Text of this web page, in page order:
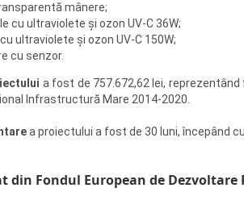
mânere;
cu ultraviolete și ozon UV-C 36W;
ultraviolete și ozon UV-C 150W;
cu senzor.
a fost de 757.672,62 lei, reprezentând
Infrastructură Mare 2014-2020.
a proiectului a fost de 30 luni, începând
din Fondul European de